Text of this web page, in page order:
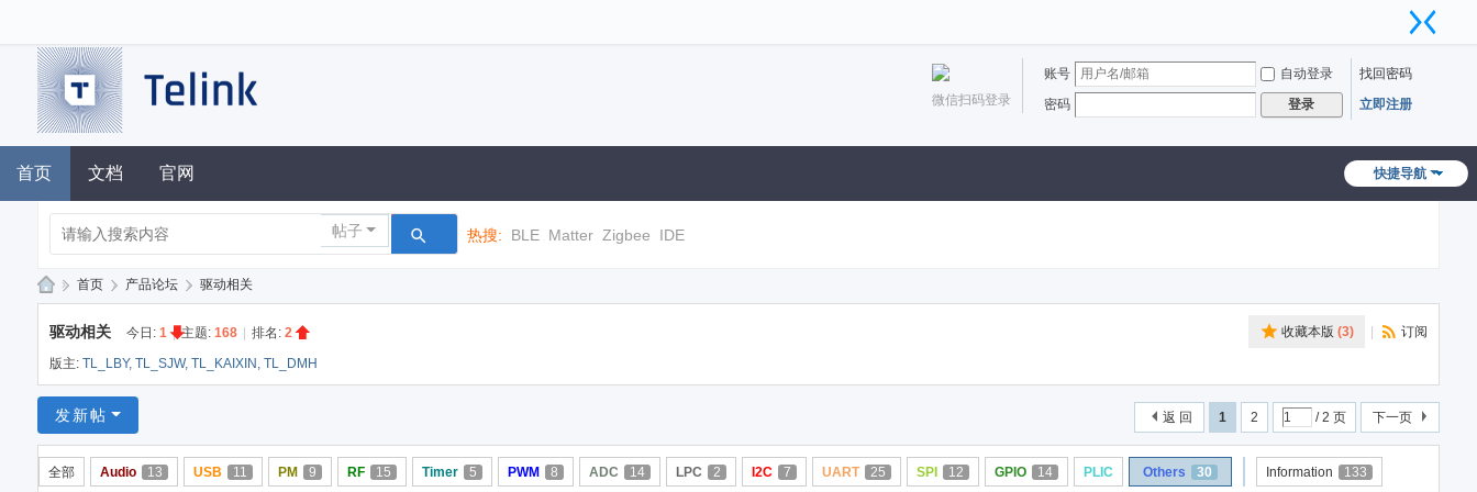
账号 自动登录
找回密码
密码
登录 立即注册
微信扫码登录
快捷导航
首页 文档 官网
帖子 热搜: BLE Matter Zigbee IDE
论
坛
» 首页 › 产品论坛 › 驱动相关
收藏本版(3) 订阅
驱动相关 今日: 1 | 主题: 168 排名: 2
版主: TL_LBY, TL_SJW, TL_KAIXIN , TL_DMH
1 2 / 2 页 下一页
返 回
发新帖
全部 Audio 13 USB 11 PM 9 RF 15 Timer 5 PWM 8 ADC 14 LPC 2 I2C 7 UART 25 SPI 12 GPIO 14 PLIC Others 30 Information 133